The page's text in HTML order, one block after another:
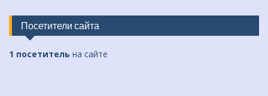
Посетители сайта
1 посетитель на сайте